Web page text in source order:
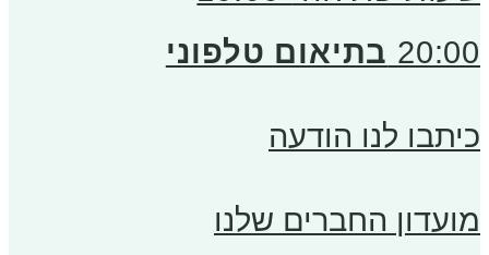
20:00 בתיאום טלפוני
כיתבו לנו הודעה
מועדון החברים שלנו